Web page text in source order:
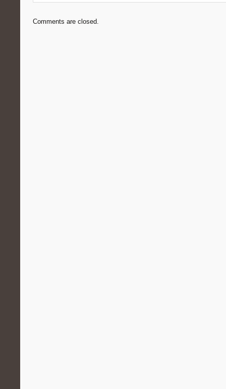
Comments are closed.